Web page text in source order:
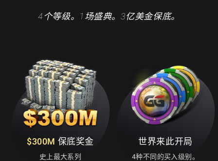
4个等级。1场盛典。3亿美金保底。
$300M 保底奖金
史上最大系列
世界来此开局
4种不同的买入级别。